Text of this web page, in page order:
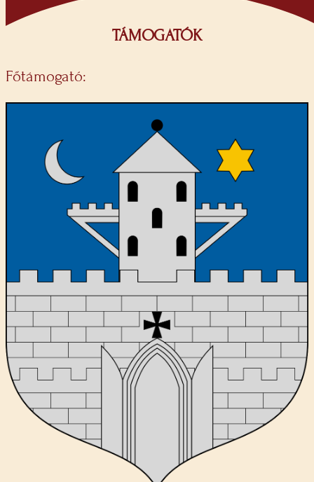
TÁMOGATÓK
Főtámogató: